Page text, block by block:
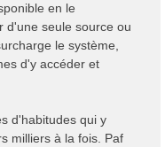
en le
d'une seule source ou
le système,
d'y accéder et
d'habitudes qui y
milliers à la fois. Paf